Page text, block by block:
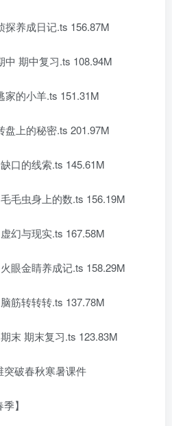
养成日记.ts 156.87M
期中复习.ts 108.94M
的小羊.ts 151.31M
上的秘密.ts 201.97M
的线索.ts 145.61M
虫身上的数.ts 156.19M
与现实.ts 167.58M
金睛养成记.ts 158.29M
转转转.ts 137.78M
期末复习.ts 123.83M
破春秋寒暑课件
】